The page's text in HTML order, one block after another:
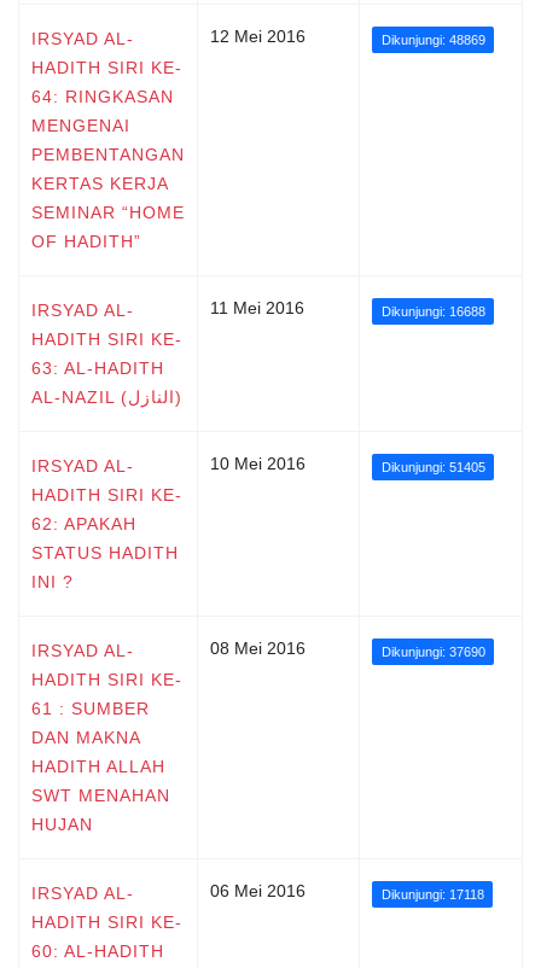
IRSYAD AL-
HADITH SIRI KE-
64: RINGKASAN
MENGENAI
PEMBENTANGAN
KERTAS KERJA
SEMINAR “HOME
OF HADITH”
12 Mei 2016 Dikunjungi: 48869
IRSYAD AL-
HADITH SIRI KE-
63: AL-HADITH
AL-NAZIL (النازل)
11 Mei 2016 Dikunjungi: 16688
IRSYAD AL-
HADITH SIRI KE-
62: APAKAH
STATUS HADITH
INI ?
10 Mei 2016 Dikunjungi: 51405
IRSYAD AL-
HADITH SIRI KE-
61 : SUMBER
DAN MAKNA
HADITH ALLAH
SWT MENAHAN
HUJAN
08 Mei 2016 Dikunjungi: 37690
IRSYAD AL-
HADITH SIRI KE-
60: AL-HADITH
06 Mei 2016 Dikunjungi: 17118